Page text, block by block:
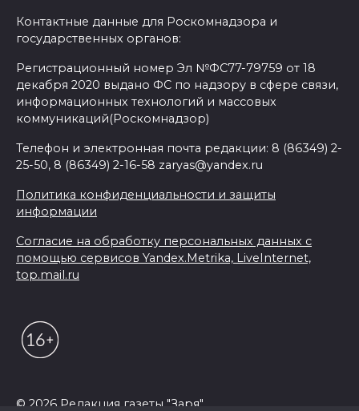
Контактные данные для Роскомнадзора и
государственных органов:
Регистрационный номер Эл №ФС77-79759 от 18
декабря 2020 выдано ФС по надзору в сфере связи,
информационных технологий и массовых
коммуникаций(Роскомнадзор)
Телефон и электронная почта редакции: 8 (86349) 2-
25-50, 8 (86349) 2-16-58 zaryas@yandex.ru
Политика конфиденциальности и защиты
информации
Согласие на обработку персональных данных с
помощью сервисов Yandex.Metrika, LiveInternet,
top.mail.ru
© 2026 Редакция газеты "Заря"